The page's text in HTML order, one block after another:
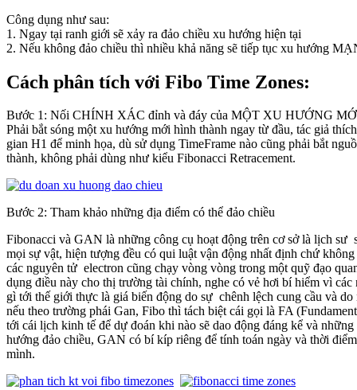
Công dụng như sau:
1. Ngay tại ranh giới sẽ xảy ra đảo chiều xu hướng hiện tại
2. Nếu không đảo chiều thì nhiều khả năng sẽ tiếp tục xu hướng
Cách phân tích với Fibo Time Zones:
Bước 1: Nối CHÍNH XÁC đỉnh và đáy của MỘT XU HƯỚNG
Phải bắt sóng một xu hướng mới hình thành ngay từ đầu, tác giả
gian H1 để minh họa, dù sử dụng TimeFrame nào cũng phải bắt
thành, không phải dùng như kiểu Fibonacci Retracement.
Bước 2: Tham khảo những địa điểm có thể đảo chiều
Fibonacci và GAN là những công cụ hoạt động trên cơ sở là lịch sư
mọi sự vật, hiện tượng đều có qui luật vận động nhất định chứ
các nguyên tử electron cũng chạy vòng vòng trong một quỹ đạo
dụng điều này cho thị trường tài chính, nghe có vẻ hơi bí hiểm vì các
gì tới thế giới thực là giá biến động do sự chênh lệch cung cầu và do
nếu theo trường phái Gan, Fibo thì tách biệt cái gọi là FA
tới cái lịch kinh tế để dự đoán khi nào sẽ dao động đáng kể và
hướng đảo chiều, GAN có bí kíp riêng để tính toán ngày và thời
mình.